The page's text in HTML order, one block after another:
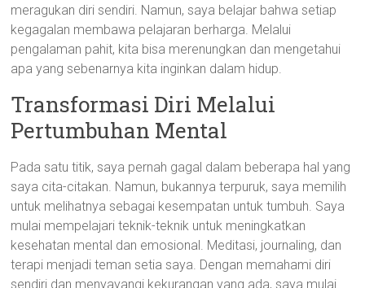
meragukan diri sendiri. Namun, saya belajar bahwa setiap
kegagalan membawa pelajaran berharga. Melalui
pengalaman pahit, kita bisa merenungkan dan mengetahui
apa yang sebenarnya kita inginkan dalam hidup.
Transformasi Diri Melalui
Pertumbuhan Mental
Pada satu titik, saya pernah gagal dalam beberapa hal yang
saya cita-citakan. Namun, bukannya terpuruk, saya memilih
untuk melihatnya sebagai kesempatan untuk tumbuh. Saya
mulai mempelajari teknik-teknik untuk meningkatkan
kesehatan mental dan emosional. Meditasi, journaling, dan
terapi menjadi teman setia saya. Dengan memahami diri
sendiri dan menyayangi kekurangan yang ada, saya mulai